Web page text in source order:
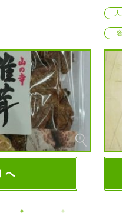
大きさ
容 量